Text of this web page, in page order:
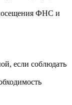
ФНС и
если соблюдать